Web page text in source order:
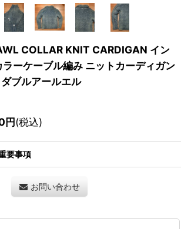
COLLAR KNIT CARDIGAN イン
ーケーブル編み ニットカーディガン
ブルアールエル
円(税込)
要事項
お問い合わせ